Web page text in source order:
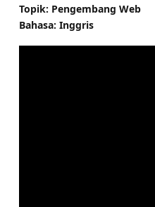
Topik: Pengembang Web
Bahasa: Inggris